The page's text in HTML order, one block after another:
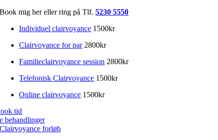
Book mig her eller ring på Tlf.5230 5550
Individuel clairvoyance 1500kr
Clairvoyance for par2800kr
Familieclairvoyance session 2800kr
Telefonisk Clairvoyance 1500kr
Online clairvoyance 1500kr
tid
behandlinger
Clairvoyance forløb